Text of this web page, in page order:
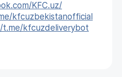
KFC.uz/
kfcuzbekistanofficial
t.me/kfcuzdeliverybot